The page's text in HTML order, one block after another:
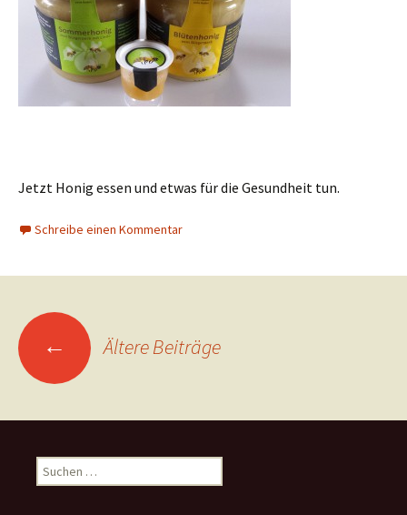
Jetzt Honig essen und etwas für die Gesundheit tun.
Schreibe einen Kommentar
Beitragsnavigation
← Ältere Beiträge
Suchen
nach: